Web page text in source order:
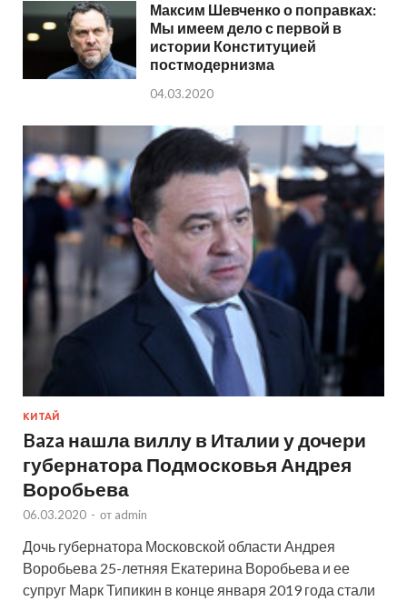
Максим Шевченко о поправках:
Мы имеем дело с первой в
истории Конституцией
постмодернизма
04.03.2020
КИТАЙ
Baza нашла виллу в Италии у дочери
губернатора Подмосковья Андрея
Воробьева
06.03.2020 - от admin
Дочь губернатора Московской области Андрея
Воробьева 25-летняя Екатерина Воробьева и ее
супруг Марк Типикин в конце января 2019 года стали